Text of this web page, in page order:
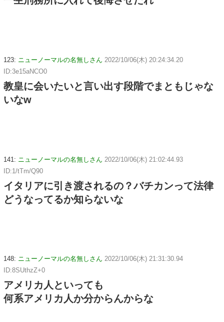
123: ニューノーマルの名無しさん 2022/10/06(木) 20:24:34.20
ID:3e15aNCO0
教皇に会いたいと言い出す段階でまともじゃな
いなw
141: ニューノーマルの名無しさん 2022/10/06(木) 21:02:44.93
ID:1/tTm/Q90
イタリアに引き渡されるの？バチカンって法律
どうなってるか知らないな
148: ニューノーマルの名無しさん 2022/10/06(木) 21:31:30.94
ID:8SUthzZ+0
アメリカ人といっても
何系アメリカ人か分からんからな